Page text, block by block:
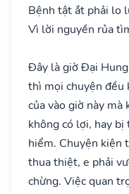
Bệnh tật ắt phải lo
Vì lời nguyền rủa
Đây là giờ Đại
thì mọi chuyện đều
của vào giờ này
không có lợi, hay bị
hiểm. Chuyện kiện
thua thiệt, e phải
chừng. Việc quan